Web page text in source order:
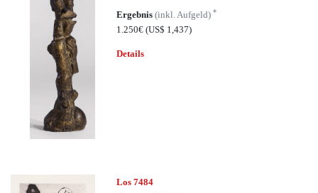
Ergebnis(inkl. Aufgeld)*
1.250€(US$ 1,437)
Details
Los 7484